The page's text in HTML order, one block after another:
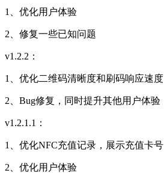
1、优化用户体验
2、修复一些已知问题
v1.2.2：
1、优化二维码清晰度和刷码响应速度
2、Bug修复，同时提升其他用户体验
v1.2.1.1：
1、优化NFC充值记录，展示充值卡号
2、优化用户体验